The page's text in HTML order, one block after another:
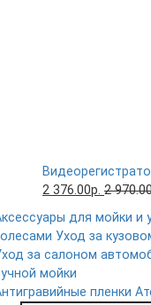
2 376.00р. 2
для мойки и
Уход за
за салоном
мойки
пленки